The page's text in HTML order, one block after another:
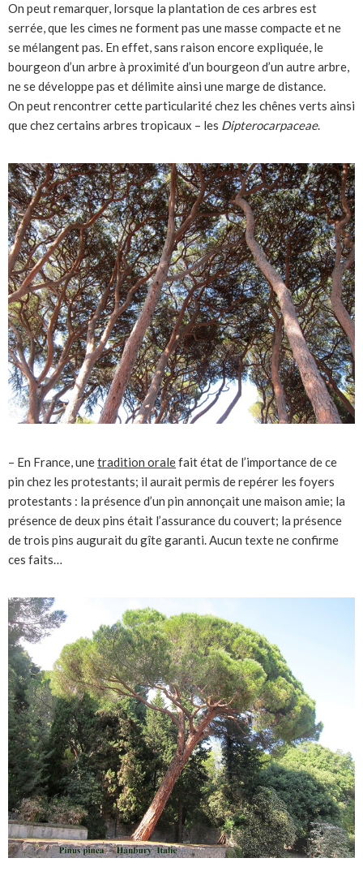
On peut remarquer, lorsque la plantation de ces arbres est
serrée, que les cimes ne forment pas une masse compacte et ne
se mélangent pas. En effet, sans raison encore expliquée, le
bourgeon d’un arbre à proximité d’un bourgeon d’un autre arbre,
ne se développe pas et délimite ainsi une marge de distance.
On peut rencontrer cette particularité chez les chênes verts ainsi
que chez certains arbres tropicaux – les Dipterocarpaceae.
– En France, unetradition oralefait état de l’importance de ce
pin chez les protestants; il aurait permis de repérer les foyers
protestants : la présence d’un pin annonçait une maison amie; la
présence de deux pins était l’assurance du couvert; la présence
de trois pins augurait du gîte garanti. Aucun texte ne confirme
ces faits…